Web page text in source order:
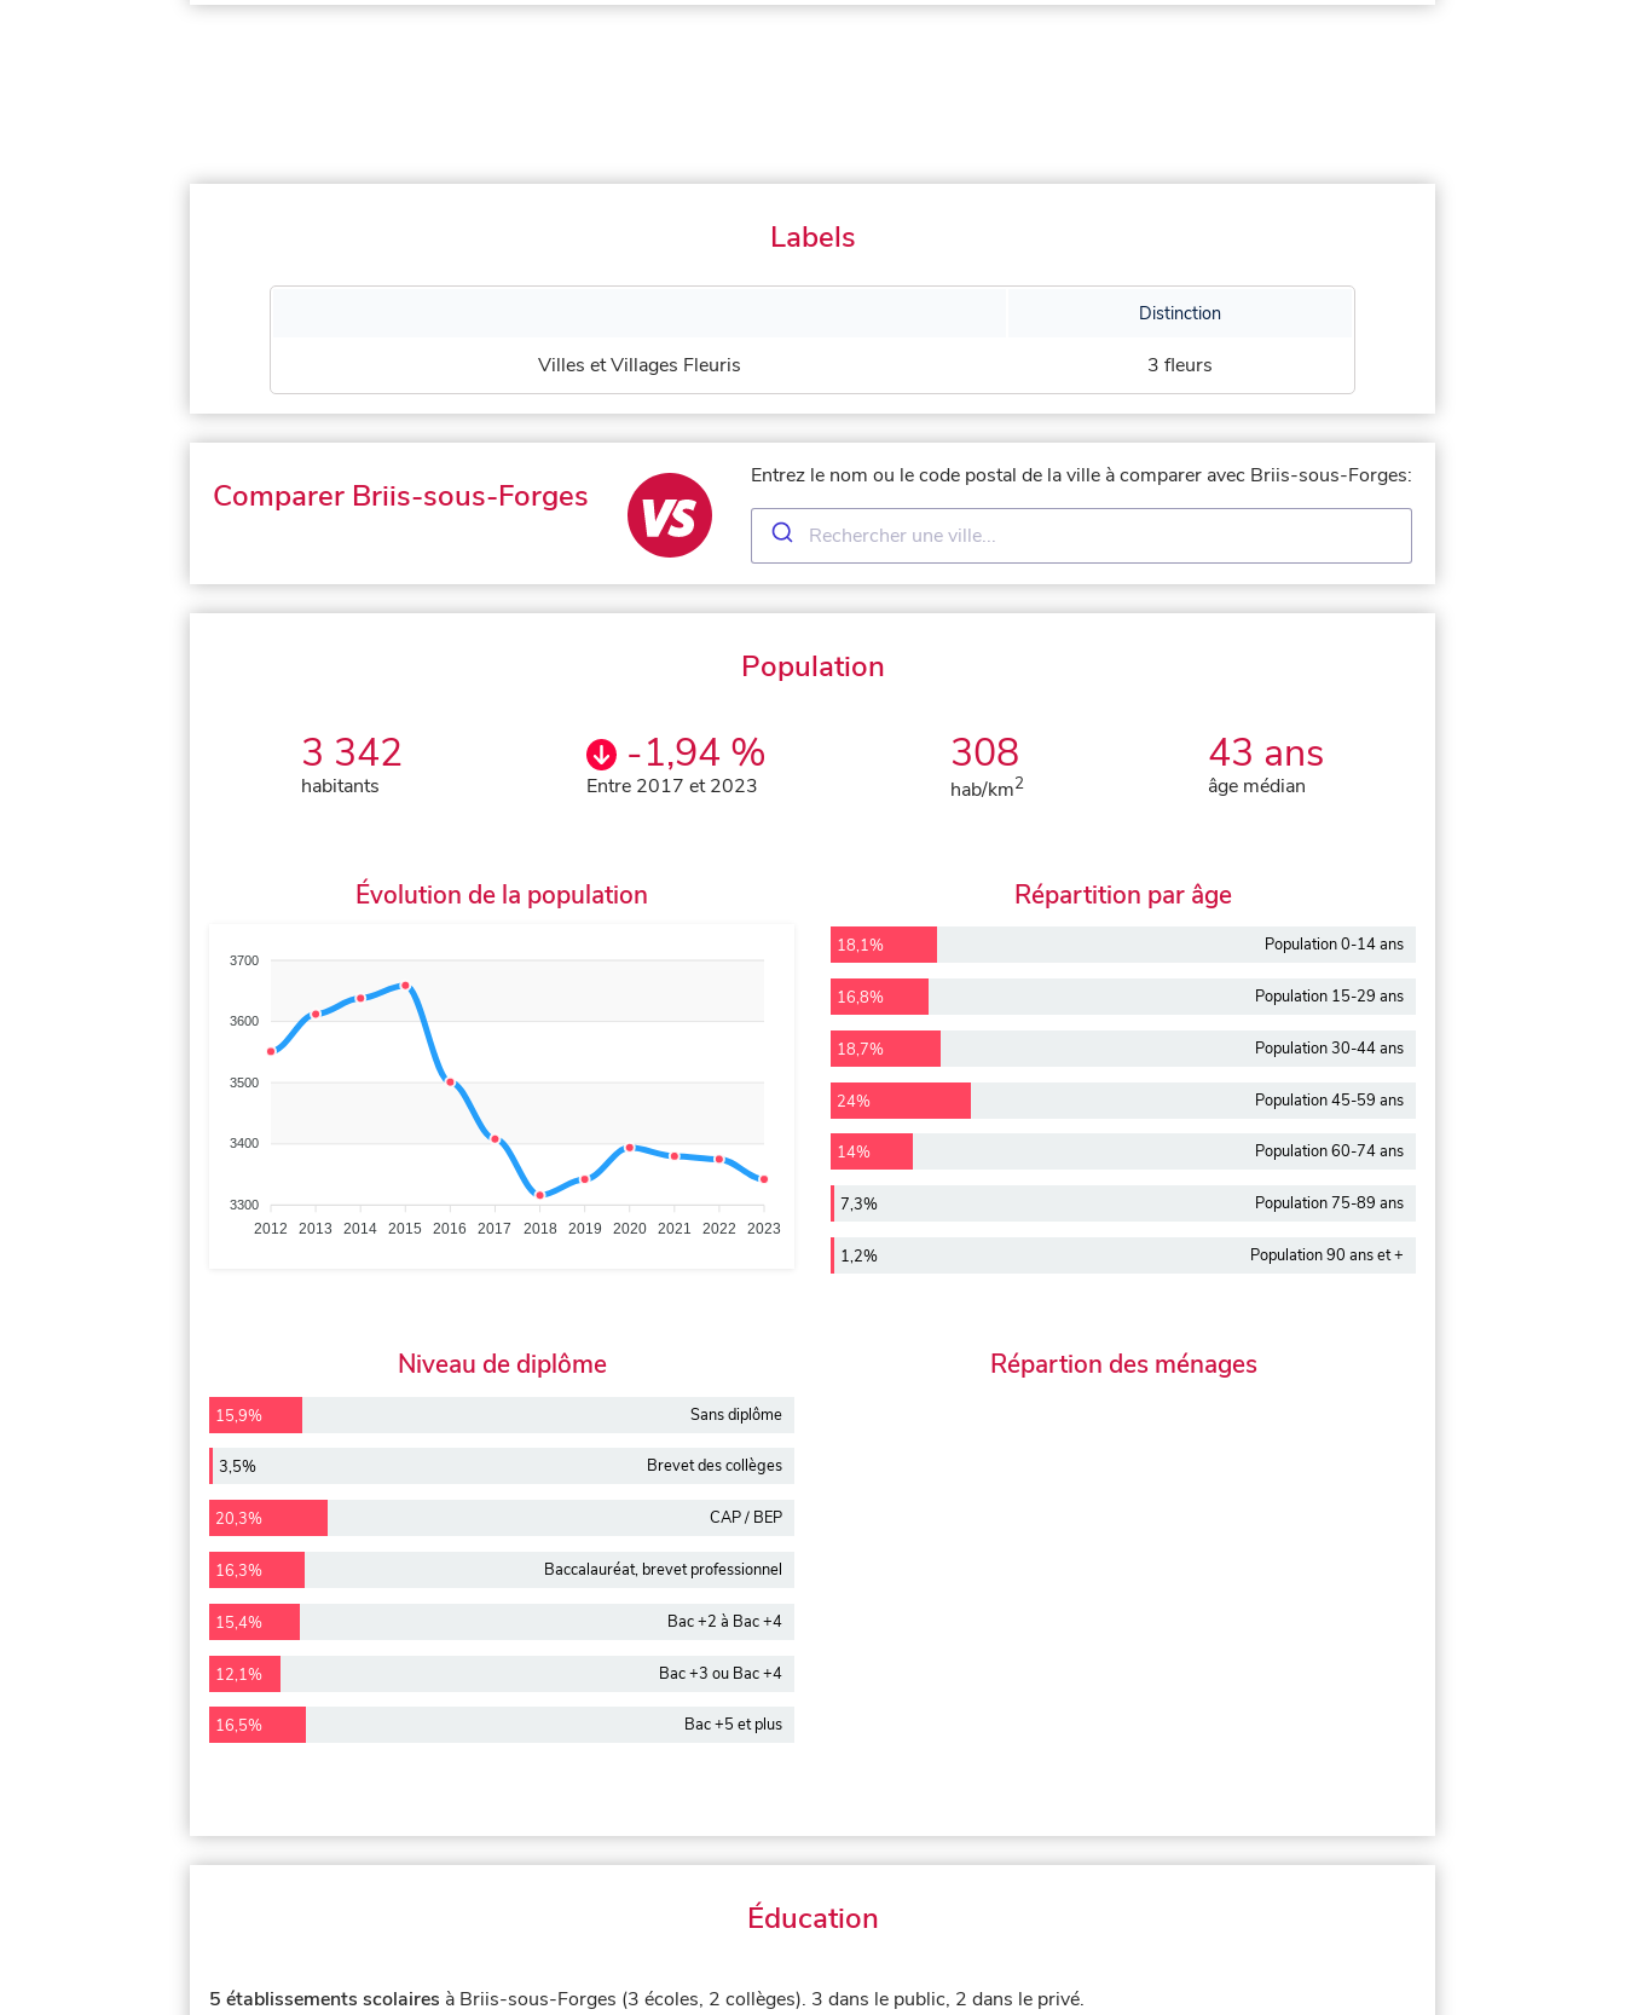
Labels
Distinction
Villes et Villages Fleuris 3 fleurs
Comparer Briis-sous-Forges
Entrez le nom ou le code postal de la ville à comparer avec Briis-sous-Forges:
Population
3 342
habitants
-1,94 %
Entre 2017 et 2023
308
hab/km2
43 ans
âge médian
Évolution de la population
3700
3600
3500
3400
3300
2012 2013 2014 2015 2016 2017 2018 2019 2020 2021 2022 2023
Répartition par âge
18,1% Population 0-14 ans
16,8% Population 15-29 ans
18,7% Population 30-44 ans
24% Population 45-59 ans
14% Population 60-74 ans
7,3% Population 75-89 ans
1,2% Population 90 ans et +
Niveau de diplôme
15,9% Sans diplôme
3,5% Brevet des collèges
20,3% CAP / BEP
16,3% Baccalauréat, brevet professionnel
15,4% Bac +2 à Bac +4
12,1% Bac +3 ou Bac +4
16,5% Bac +5 et plus
Répartion des ménages
Éducation
5 établissements scolaires à Briis-sous-Forges (3 écoles, 2 collèges). 3 dans le public, 2 dans le privé.